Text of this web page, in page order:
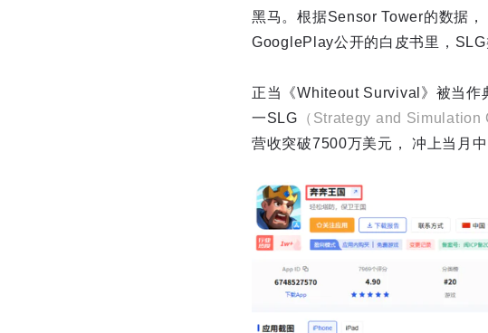
黑马。根据Sensor Tower的数据
GooglePlay公开的白皮书里，
正当《Whiteout Survival》被当作
一SLG （Strategy and Simulation
营收突破7500万美元， 冲上当月